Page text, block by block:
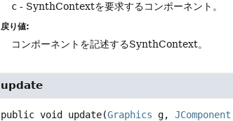
c - SynthContextを要求するコンポーネント。
戻り値:
コンポーネントを記述するSynthContext。
update
public void update(Graphics g, JComponent